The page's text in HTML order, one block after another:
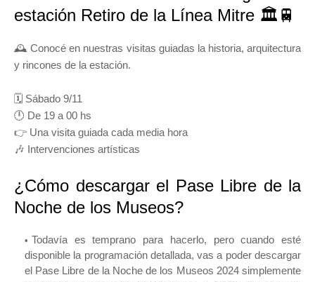
estación Retiro de la Línea Mitre 🏛️🚆
🕰️ Conocé en nuestras visitas guiadas la historia, arquitectura
y rincones de la estación.
🗓️ Sábado 9/11
🕛 De 19 a 00 hs
👉 Una visita guiada cada media hora
🎶 Intervenciones artísticas
¿Cómo descargar el Pase Libre de la
Noche de los Museos?
Todavía es temprano para hacerlo, pero cuando esté
disponible la programación detallada, vas a poder descargar
el Pase Libre de la Noche de los Museos 2024 simplemente